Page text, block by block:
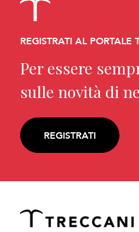
REGISTRATI AL PORTALE
Per essere
sulle novità di
REGISTRATI